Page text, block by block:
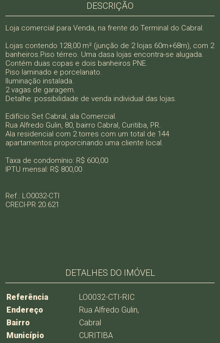
DESCRIÇÃO
Loja comercial para Venda, na frente do Terminal do Cabral.
Lojas contendo 128,00 m² (junção de 2 lojas 60m+68m), com 2
banheiros.Piso térreo. Uma dasa lojas encontra-se alugada.
Contém duas copas e dois banheiros PNE.
Piso laminado e porcelanato.
Iluminação instalada.
2 vagas de garagem.
Detalhe: possibilidade de venda individual das lojas.
Edifício Set Cabral, ala Comercial.
Rua Alfredo Gulin, 80, bairro Cabral, Curitiba, PR.
Ala residencial com 2 torres com um total de 144
apartamentos proporcinando uma cliente local.
Taxa de condomínio: R$ 600,00
IPTU mensal: R$ 800,00
Ref.: LO0032-CTI
CRECI-PR 20.621
DETALHES DO IMÓVEL
Referência
LO0032-CTI-RIC
Endereço
Rua Alfredo Gulin,
Bairro
Cabral
Município
CURITIBA